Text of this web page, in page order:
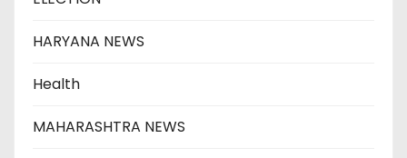
HARYANA NEWS
Health
MAHARASHTRA NEWS